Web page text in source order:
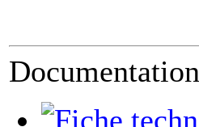
Documentation